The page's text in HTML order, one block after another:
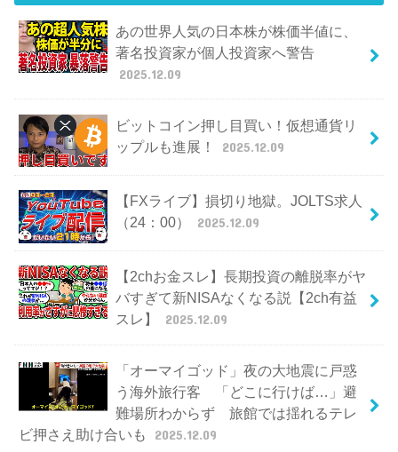
あの世界人気の日本株が株価半値に、
著名投資家が個人投資家へ警告
2025.12.09
ビットコイン押し目買い！仮想通貨リ
ップルも進展！
2025.12.09
【FXライブ】損切り地獄。JOLTS求人
（24：00）
2025.12.09
【2chお金スレ】長期投資の離脱率がヤ
バすぎて新NISAなくなる説【2ch有益
スレ】
2025.12.09
「オーマイゴッド」夜の大地震に戸惑
う海外旅行客 「どこに行けば…」避
難場所わからず 旅館では揺れるテレ
ビ押さえ助け合いも
2025.12.09